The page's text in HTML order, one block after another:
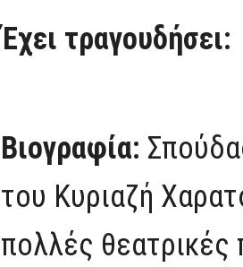
Έχει τραγουδήσει:
Βιογραφία:
του Κυριαζή
πολλές θεατρικές